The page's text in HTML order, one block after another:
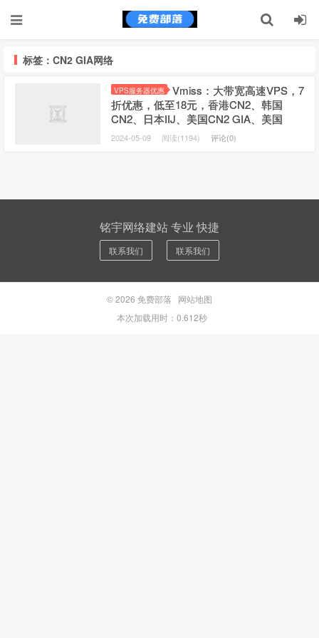
标签：CN2 GIA网络
VPS服务器优惠
Vmiss：大带宽高速VPS，7
折优惠，低至18元，香港CN2、韩国
CN2、日本IIJ、美国CN2 GIA、美国
AS9929、美国CMIN2
2024-05-09 阅读(1194) 评论(0)
铭宇网络建站 专业 快捷
联系我们 联系我们
© 2026 免费部落
网站地图
本次加载用时：0.612秒